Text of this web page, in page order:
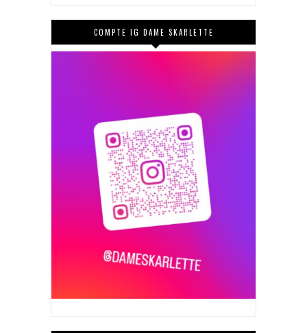
COMPTE IG DAME SKARLETTE